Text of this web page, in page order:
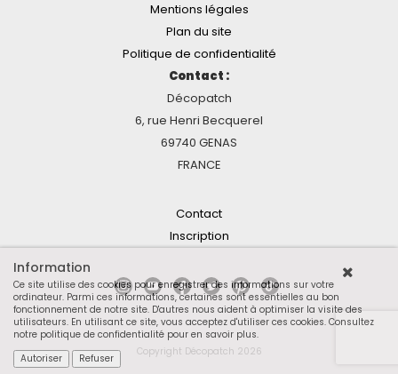
Mentions légales
Plan du site
Politique de confidentialité
Contact :
Décopatch
6, rue Henri Becquerel
69740 GENAS
FRANCE
Contact
Inscription
Copyright Décopatch 2026
Information
Ce site utilise des cookies pour enregistrer des informations sur votre
ordinateur. Parmi ces informations, certaines sont essentielles au bon
fonctionnement de notre site. D'autres nous aident à optimiser la visite des
utilisateurs. En utilisant ce site, vous acceptez d'utiliser ces cookies. Consultez
notre politique de confidentialité pour en savoir plus.
Autoriser
Refuser